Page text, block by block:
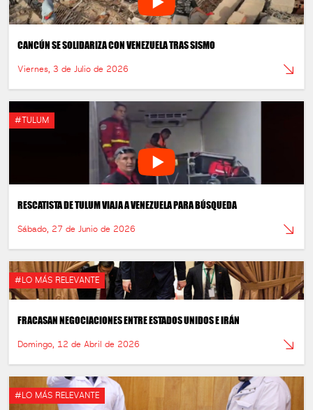
CANCÚN SE SOLIDARIZA CON VENEZUELA TRAS SISMO
Viernes, 3 de Julio de 2026
#TULUM
RESCATISTA DE TULUM VIAJA A VENEZUELA PARA BÚSQUEDA
Sábado, 27 de Junio de 2026
#LO MÁS RELEVANTE
FRACASAN NEGOCIACIONES ENTRE ESTADOS UNIDOS E IRÁN
Domingo, 12 de Abril de 2026
#LO MÁS RELEVANTE